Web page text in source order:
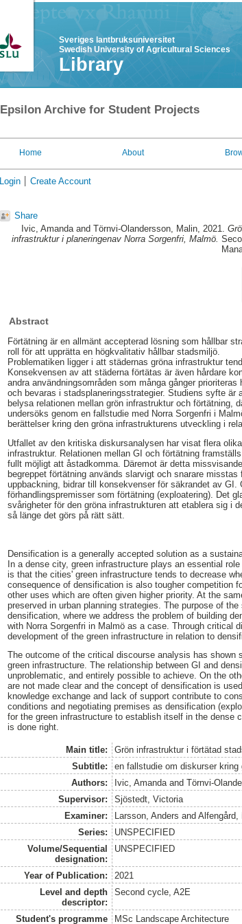
Sveriges lantbruksuniversitet
Swedish University of Agricultural Sciences
Library
Epsilon Archive for Student Projects
Home About
Login Create Account
Share
Ivic, Amandaand Törnvi-Olandersson, Malin, 2021.
infrastruktur i planeringenav Norra Sorgenfri, Malmö.
Abstract
Förtätning är en allmänt accepterad lösning som hållbar
roll för att upprätta en högkvalitativ hållbar stadsmiljö.
Problematiken ligger i att städernas gröna infrastruktur
Konsekvensen av att städerna förtätas är även hårdare
andra användningsområden som många gånger
och bevaras i stadsplaneringsstrategier. Studiens syfte är
belysa relationen mellan grön infrastruktur och förtätning,
undersöks genom en fallstudie med Norra Sorgenfri i
berättelser kring den gröna infrastrukturens utveckling i
Utfallet av den kritiska diskursanalysen har visat flera
infrastruktur. Relationen mellan GI och förtätning
fullt möjligt att åstadkomma. Däremot är detta
begreppet förtätning används slarvigt och snarare
uppbackning, bidrar till konsekvenser för säkrandet av
förhandlingspremisser som förtätning (exploatering). Det
svårigheter för den gröna infrastrukturen att etablera sig i
så länge det görs på rätt sätt.
Densification is a generally accepted solution as a
In a dense city, green infrastructure plays an essential
is that the cities' green infrastructure tends to decrease
consequence of densification is also tougher competition
other uses which are often given higher priority. At the
preserved in urban planning strategies. The purpose of
densification, where we address the problem of building
with Norra Sorgenfri in Malmö as a case. Through critical
development of the green infrastructure in relation to
The outcome of the critical discourse analysis has
green infrastructure. The relationship between GI and
unproblematic, and entirely possible to achieve. On the
are not made clear and the concept of densification is
knowledge exchange and lack of support contribute to
conditions and negotiating premises as densification
for the green infrastructure to establish itself in the
is done right.
Main title:
Grön infrastruktur i förtätad
Subtitle:
en fallstudie om diskurser kring
Authors:
Ivic, Amandaand Törnvi-
Supervisor:
Sjöstedt, Victoria
Examiner:
Larsson, Anders and Alfengård,
Series:
UNSPECIFIED
Volume/Sequential
designation:
UNSPECIFIED
Year of Publication:
2021
Level and depth
descriptor:
Second cycle, A2E
Student's programme MSc Landscape Architecture